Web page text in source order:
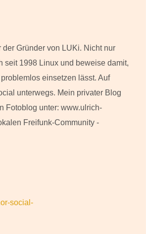
Gründer von LUKi. Nicht nur
seit 1998 Linux und beweise damit,
einsetzen lässt. Auf
unterwegs. Mein privater Blog
Fotoblog unter: www.ulrich-
Freifunk-Community -
social-